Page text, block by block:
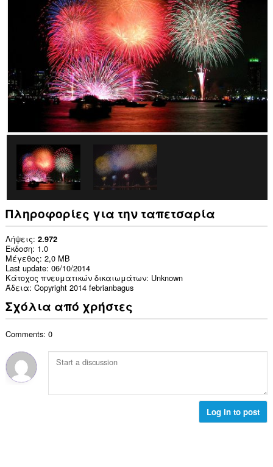
Πληροφορίες για την ταπετσαρία
Λήψεις 2.972
Έκδοση 1.0
Μέγεθος 2,0 MB
Last update 06/10/2014
Κάτοχος πνευματικών δικαιωμάτων Unknown
Άδεια Copyright 2014 febrianbagus
Σχόλια από χρήστες
Comments: 0
Log in to post